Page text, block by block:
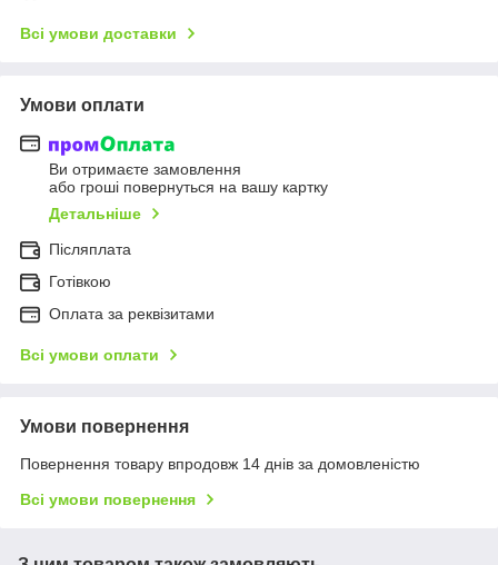
Всі умови доставки
Умови оплати
Ви отримаєте замовлення
або гроші повернуться на вашу картку
Детальніше
Післяплата
Готівкою
Оплата за реквізитами
Всі умови оплати
Умови повернення
Повернення товару впродовж 14 днів за домовленістю
Всі умови повернення